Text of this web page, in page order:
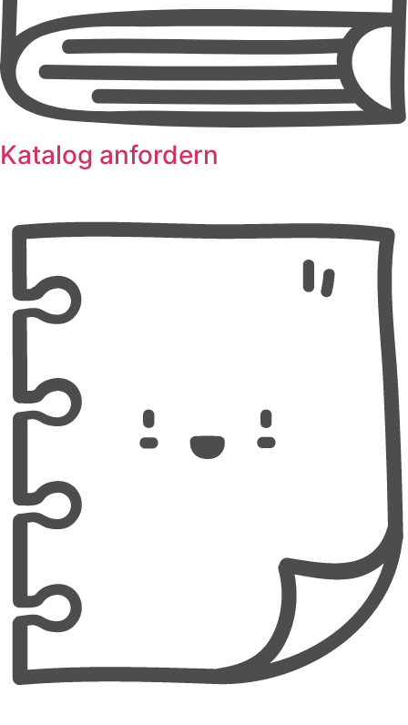
Katalog anfordern